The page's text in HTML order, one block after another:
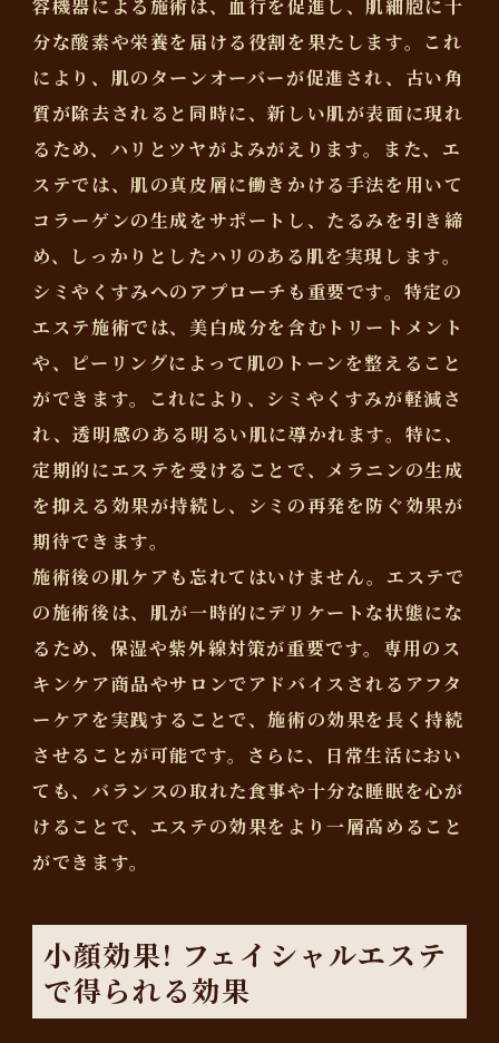
容機器による施術は、血行を促進し、肌細胞に十
分な酸素や栄養を届ける役割を果たします。これ
により、肌のターンオーバーが促進され、古い角
質が除去されると同時に、新しい肌が表面に現れ
るため、ハリとツヤがよみがえります。また、エ
ステでは、肌の真皮層に働きかける手法を用いて
コラーゲンの生成をサポートし、たるみを引き締
め、しっかりとしたハリのある肌を実現します。
シミやくすみへのアプローチも重要です。特定の
エステ施術では、美白成分を含むトリートメント
や、ピーリングによって肌のトーンを整えること
ができます。これにより、シミやくすみが軽減さ
れ、透明感のある明るい肌に導かれます。特に、
定期的にエステを受けることで、メラニンの生成
を抑える効果が持続し、シミの再発を防ぐ効果が
期待できます。
施術後の肌ケアも忘れてはいけません。エステで
の施術後は、肌が一時的にデリケートな状態にな
るため、保湿や紫外線対策が重要です。専用のス
キンケア商品やサロンでアドバイスされるアフタ
ーケアを実践することで、施術の効果を長く持続
させることが可能です。さらに、日常生活におい
ても、バランスの取れた食事や十分な睡眠を心が
けることで、エステの効果をより一層高めること
ができます。
小顔効果! フェイシャルエステ
で得られる効果